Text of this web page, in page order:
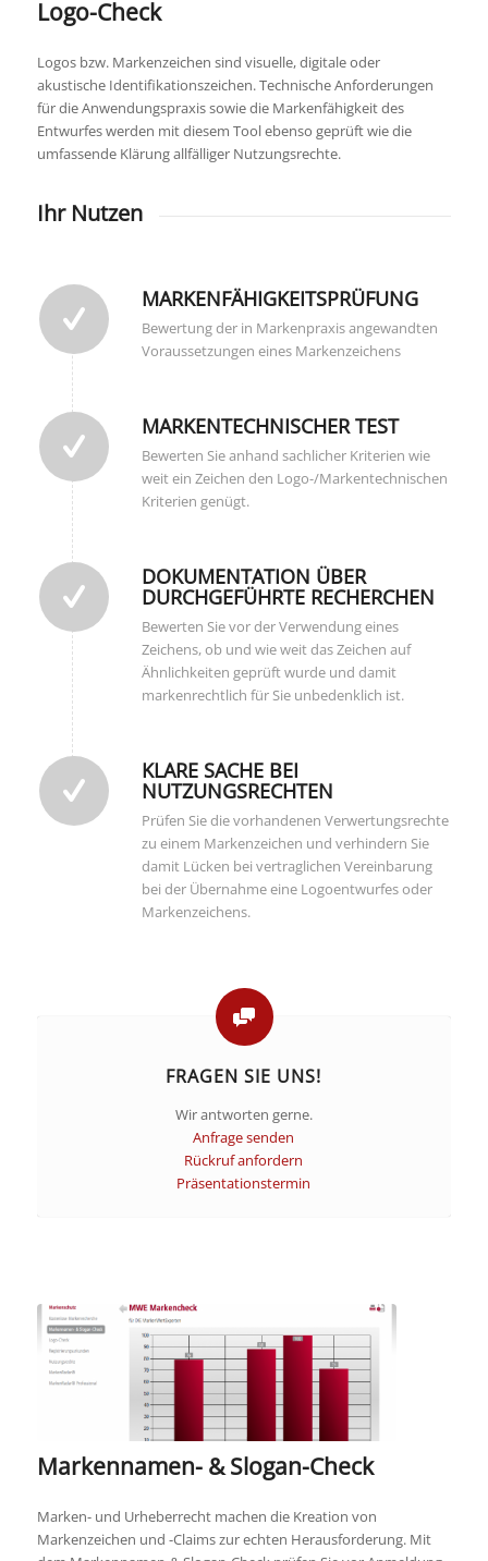
Logo-Check
Logos bzw. Markenzeichen sind visuelle, digitale oder
akustische Identifikationszeichen. Technische Anforderungen
für die Anwendungspraxis sowie die Markenfähigkeit des
Entwurfes werden mit diesem Tool ebenso geprüft wie die
umfassende Klärung allfälliger Nutzungsrechte.
Ihr Nutzen
MARKENFÄHIGKEITSPRÜFUNG
Bewertung der in Markenpraxis angewandten
Voraussetzungen eines Markenzeichens
MARKENTECHNISCHER TEST
Bewerten Sie anhand sachlicher Kriterien wie
weit ein Zeichen den Logo-/Markentechnischen
Kriterien genügt.
DOKUMENTATION ÜBER
DURCHGEFÜHRTE RECHERCHEN
Bewerten Sie vor der Verwendung eines
Zeichens, ob und wie weit das Zeichen auf
Ähnlichkeiten geprüft wurde und damit
markenrechtlich für Sie unbedenklich ist.
KLARE SACHE BEI
NUTZUNGSRECHTEN
Prüfen Sie die vorhandenen Verwertungsrechte
zu einem Markenzeichen und verhindern Sie
damit Lücken bei vertraglichen Vereinbarung
bei der Übernahme eine Logoentwurfes oder
Markenzeichens.
FRAGEN SIE UNS!
Wir antworten gerne.
Anfrage senden
Rückruf anfordern
Präsentationstermin
Markennamen- & Slogan-Check
Marken- und Urheberrecht machen die Kreation von
Markenzeichen und -Claims zur echten Herausforderung. Mit